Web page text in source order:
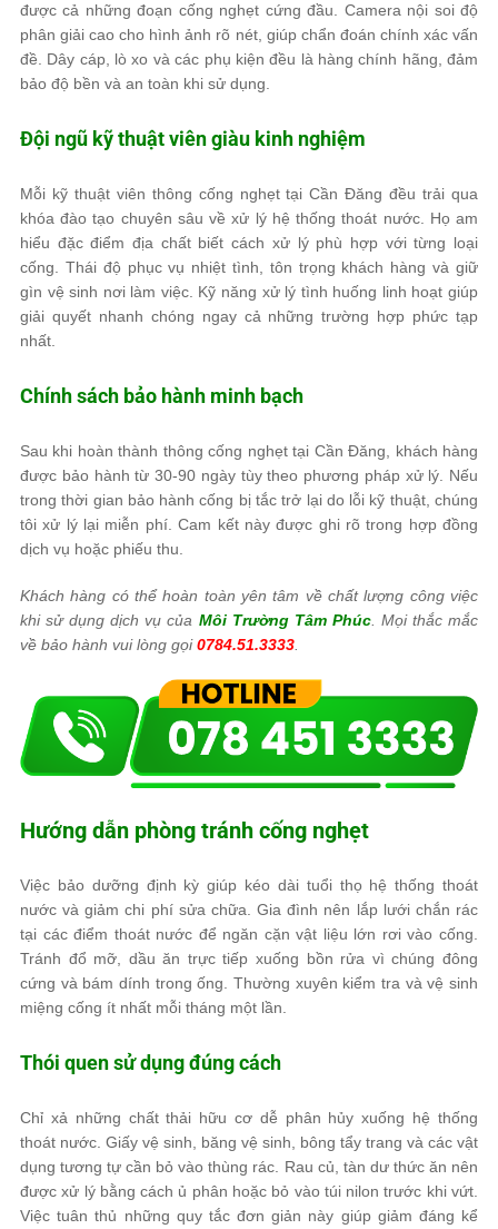
được cả những đoạn cống nghẹt cứng đầu. Camera nội soi độ
phân giải cao cho hình ảnh rõ nét, giúp chẩn đoán chính xác vấn
đề. Dây cáp, lò xo và các phụ kiện đều là hàng chính hãng, đảm
bảo độ bền và an toàn khi sử dụng.
Đội ngũ kỹ thuật viên giàu kinh nghiệm
Mỗi kỹ thuật viên thông cống nghẹt tại Cần Đăng đều trải qua
khóa đào tạo chuyên sâu về xử lý hệ thống thoát nước. Họ am
hiểu đặc điểm địa chất biết cách xử lý phù hợp với từng loại
cống. Thái độ phục vụ nhiệt tình, tôn trọng khách hàng và giữ
gìn vệ sinh nơi làm việc. Kỹ năng xử lý tình huống linh hoạt giúp
giải quyết nhanh chóng ngay cả những trường hợp phức tạp
nhất.
Chính sách bảo hành minh bạch
Sau khi hoàn thành thông cống nghẹt tại Cần Đăng, khách hàng
được bảo hành từ 30-90 ngày tùy theo phương pháp xử lý. Nếu
trong thời gian bảo hành cống bị tắc trở lại do lỗi kỹ thuật, chúng
tôi xử lý lại miễn phí. Cam kết này được ghi rõ trong hợp đồng
dịch vụ hoặc phiếu thu.
Khách hàng có thể hoàn toàn yên tâm về chất lượng công việc
khi sử dụng dịch vụ của Môi Trường Tâm Phúc. Mọi thắc mắc
về bảo hành vui lòng gọi0784.51.3333
Hướng dẫn phòng tránh cống nghẹt
Việc bảo dưỡng định kỳ giúp kéo dài tuổi thọ hệ thống thoát
nước và giảm chi phí sửa chữa. Gia đình nên lắp lưới chắn rác
tại các điểm thoát nước để ngăn cặn vật liệu lớn rơi vào cống.
Tránh đổ mỡ, dầu ăn trực tiếp xuống bồn rửa vì chúng đông
cứng và bám dính trong ống. Thường xuyên kiểm tra và vệ sinh
miệng cống ít nhất mỗi tháng một lần.
Thói quen sử dụng đúng cách
Chỉ xả những chất thải hữu cơ dễ phân hủy xuống hệ thống
thoát nước. Giấy vệ sinh, băng vệ sinh, bông tẩy trang và các vật
dụng tương tự cần bỏ vào thùng rác. Rau củ, tàn dư thức ăn nên
được xử lý bằng cách ủ phân hoặc bỏ vào túi nilon trước khi vứt.
Việc tuân thủ những quy tắc đơn giản này giúp giảm đáng kể